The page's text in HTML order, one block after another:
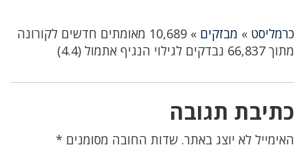
כרמליסט » מבזקים »
10,689 מאומתים חדשים לקורונה
מתוך 66,837 נבדקים לגילוי הנגיף אתמול (4.4)
כתיבת תגובה
האימייל לא יוצג באתר. שדות החובה מסומנים *